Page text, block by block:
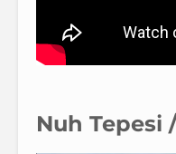
Nuh Tepesi